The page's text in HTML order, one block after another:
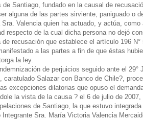
Santiago, fundado en la causal de
alguna de las partes sirviente, paniguado o
Valencia quien ha actuado, y actúa, como
respecto de la cual dicha persona no dejó
recusación que establece el artículo 196 N°
a las partes a fin de que éstas
la ley.
de perjuicios seguido ante el 29°
Salazar con Banco de Chile?,
excepciones dilatorias que opuso el
la vista de la causa ? el 6 de julio de 2007,
de Santiago, la que estuvo
Sra. María Victoria Valencia